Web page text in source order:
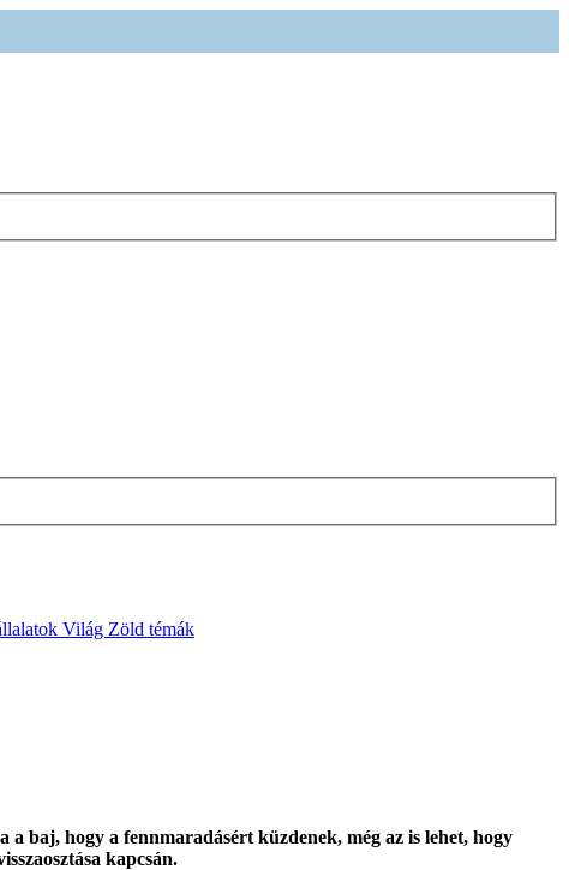
Világ Zöld témák
baj, hogy a fennmaradásért küzdenek, még az is lehet, hogy
kapcsán.